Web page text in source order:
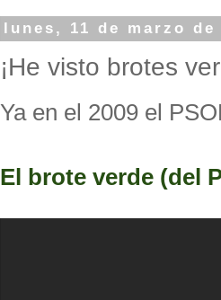
lunes, 11 de marzo de
¡He visto brotes
Ya en el 2009 el
El brote verde (del